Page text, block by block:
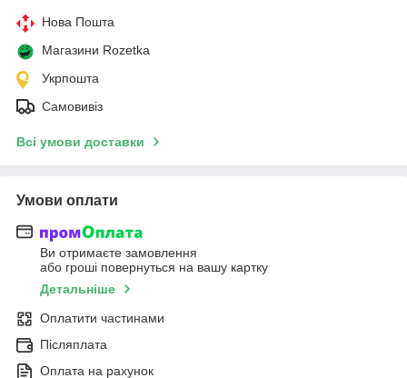
Нова Пошта
Магазини Rozetka
Укрпошта
Самовивіз
Всі умови доставки
Умови оплати
Ви отримаєте замовлення
або гроші повернуться на вашу картку
Детальніше
Оплатити частинами
Післяплата
Оплата на рахунок